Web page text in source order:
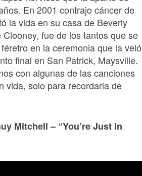
En 2001 contrajo cáncer de
la vida en su casa de Beverly
fue de los tantos que se
en la ceremonia que la veló
final en San Patrick, Maysville.
con algunas de las canciones
vida, solo para recordarla de
Mitchell – “You’re Just In